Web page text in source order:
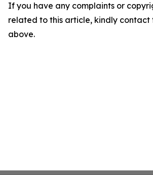
If you have any complaints or
related to this article, kindly contact
above.